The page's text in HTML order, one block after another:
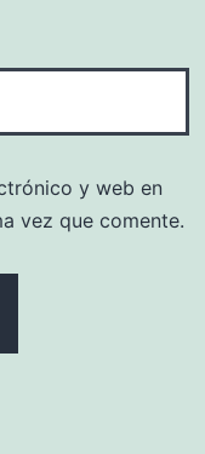
y web en
vez que comente.